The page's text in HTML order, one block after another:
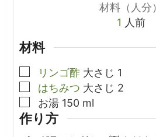
材料（人分）
1 人前
材料
▢リンゴ酢 大さじ 1
▢
はちみつ 大さじ 2
▢
お湯 150 ml
作り方